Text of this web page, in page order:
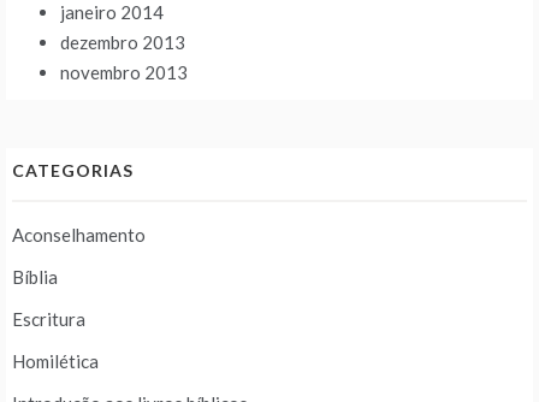
janeiro 2014
dezembro 2013
novembro 2013
CATEGORIAS
Aconselhamento
Bíblia
Escritura
Homilética